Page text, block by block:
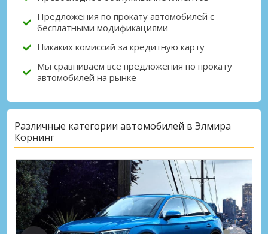
Предложения по прокату автомобилей с
бесплатными модификациями
Никаких комиссий за кредитную карту
Мы сравниваем все предложения по прокату
автомобилей на рынке
Различные категории автомобилей в Элмира
Корнинг